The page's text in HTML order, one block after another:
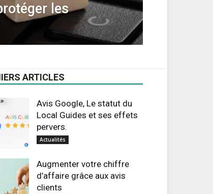
les
ARTICLES
Avis Google, Le statut du
Local Guides et ses effets
pervers.
Actualités
Augmenter votre chiffre
d’affaire grâce aux avis
clients